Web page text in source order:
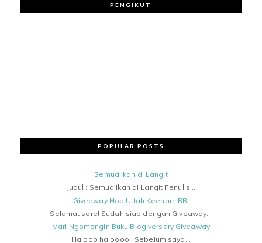
PENGIKUT
POPULAR POSTS
Semua Ikan di Langit
Judul : Semua Ikan di Langit Penulis...
Giveaway Hop Ultah Keenam BBI
Selamat sore! Sudah siap dengan Giveaway...
Mari Ngomongin Buku Blogiversary Giveaway
Halooo haloooo!! Sebelum saya...